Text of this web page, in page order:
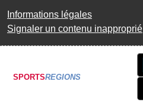
Informations légales
Signaler un contenu inapproprié
SPORTSREGIONS